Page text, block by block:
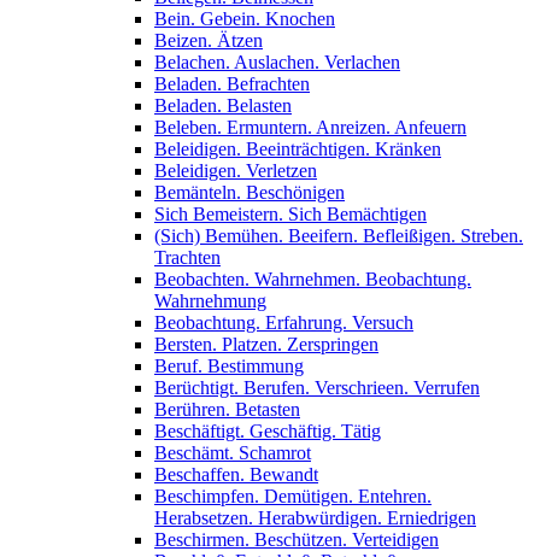
Bein. Gebein. Knochen
Beizen. Ätzen
Belachen. Auslachen. Verlachen
Beladen. Befrachten
Beladen. Belasten
Beleben. Ermuntern. Anreizen. Anfeuern
Beleidigen. Beeinträchtigen. Kränken
Beleidigen. Verletzen
Bemänteln. Beschönigen
Sich Bemeistern. Sich Bemächtigen
(Sich) Bemühen. Beeifern. Befleißigen. Streben.
Trachten
Beobachten. Wahrnehmen. Beobachtung.
Wahrnehmung
Beobachtung. Erfahrung. Versuch
Bersten. Platzen. Zerspringen
Beruf. Bestimmung
Berüchtigt. Berufen. Verschrieen. Verrufen
Berühren. Betasten
Beschäftigt. Geschäftig. Tätig
Beschämt. Schamrot
Beschaffen. Bewandt
Beschimpfen. Demütigen. Entehren.
Herabsetzen. Herabwürdigen. Erniedrigen
Beschirmen. Beschützen. Verteidigen